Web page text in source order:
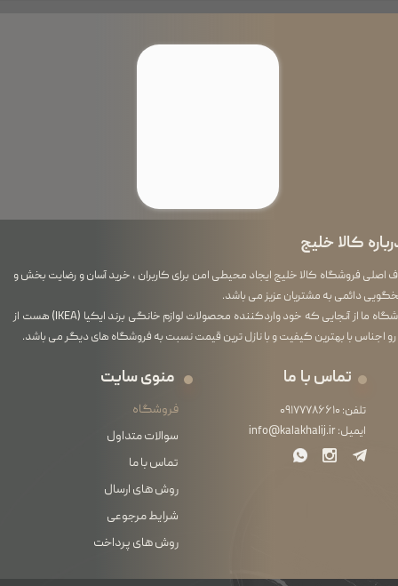
کالا خلیج
اصلی فروشگاه کالا خلیج ایجاد محیطی امن برای کاربران ، خرید آسان و رضایت بخش و
دائمی به مشتریان عزیز می باشد.
فروشگاه ما از آنجایی که خود واردکننده محصولات لوازم خانگی برند ایکیا (IKEA) هست از
رو اجناس با بهترین کیفیت و با نازل ترین قیمت نسبت به فروشگاه های دیگر می باشد.
منوی سایت
فروشگاه
سوالات متداول
تماس با ما
روش های ارسال
شرایط مرجوعی
روش های پرداخت
تماس با ما
تلفن: ۰۹۱۷۷۷۸۶۶۱۰
ایمیل:info@kalakhalij.ir